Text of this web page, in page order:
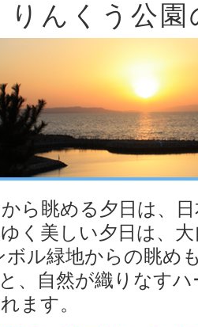
りんくう公園
ら眺める夕日は、
く美しい夕日は、
ル緑地からの眺め
、自然が織りなす
ます。